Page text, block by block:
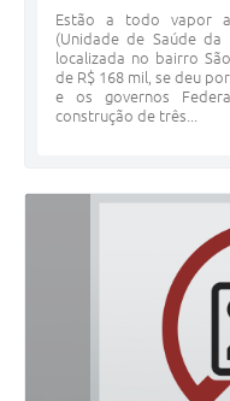
Estão a todo vapor
(Unidade de Saúde da
localizada no bairro
de R$ 168 mil, se deu
e os governos
construção de três...